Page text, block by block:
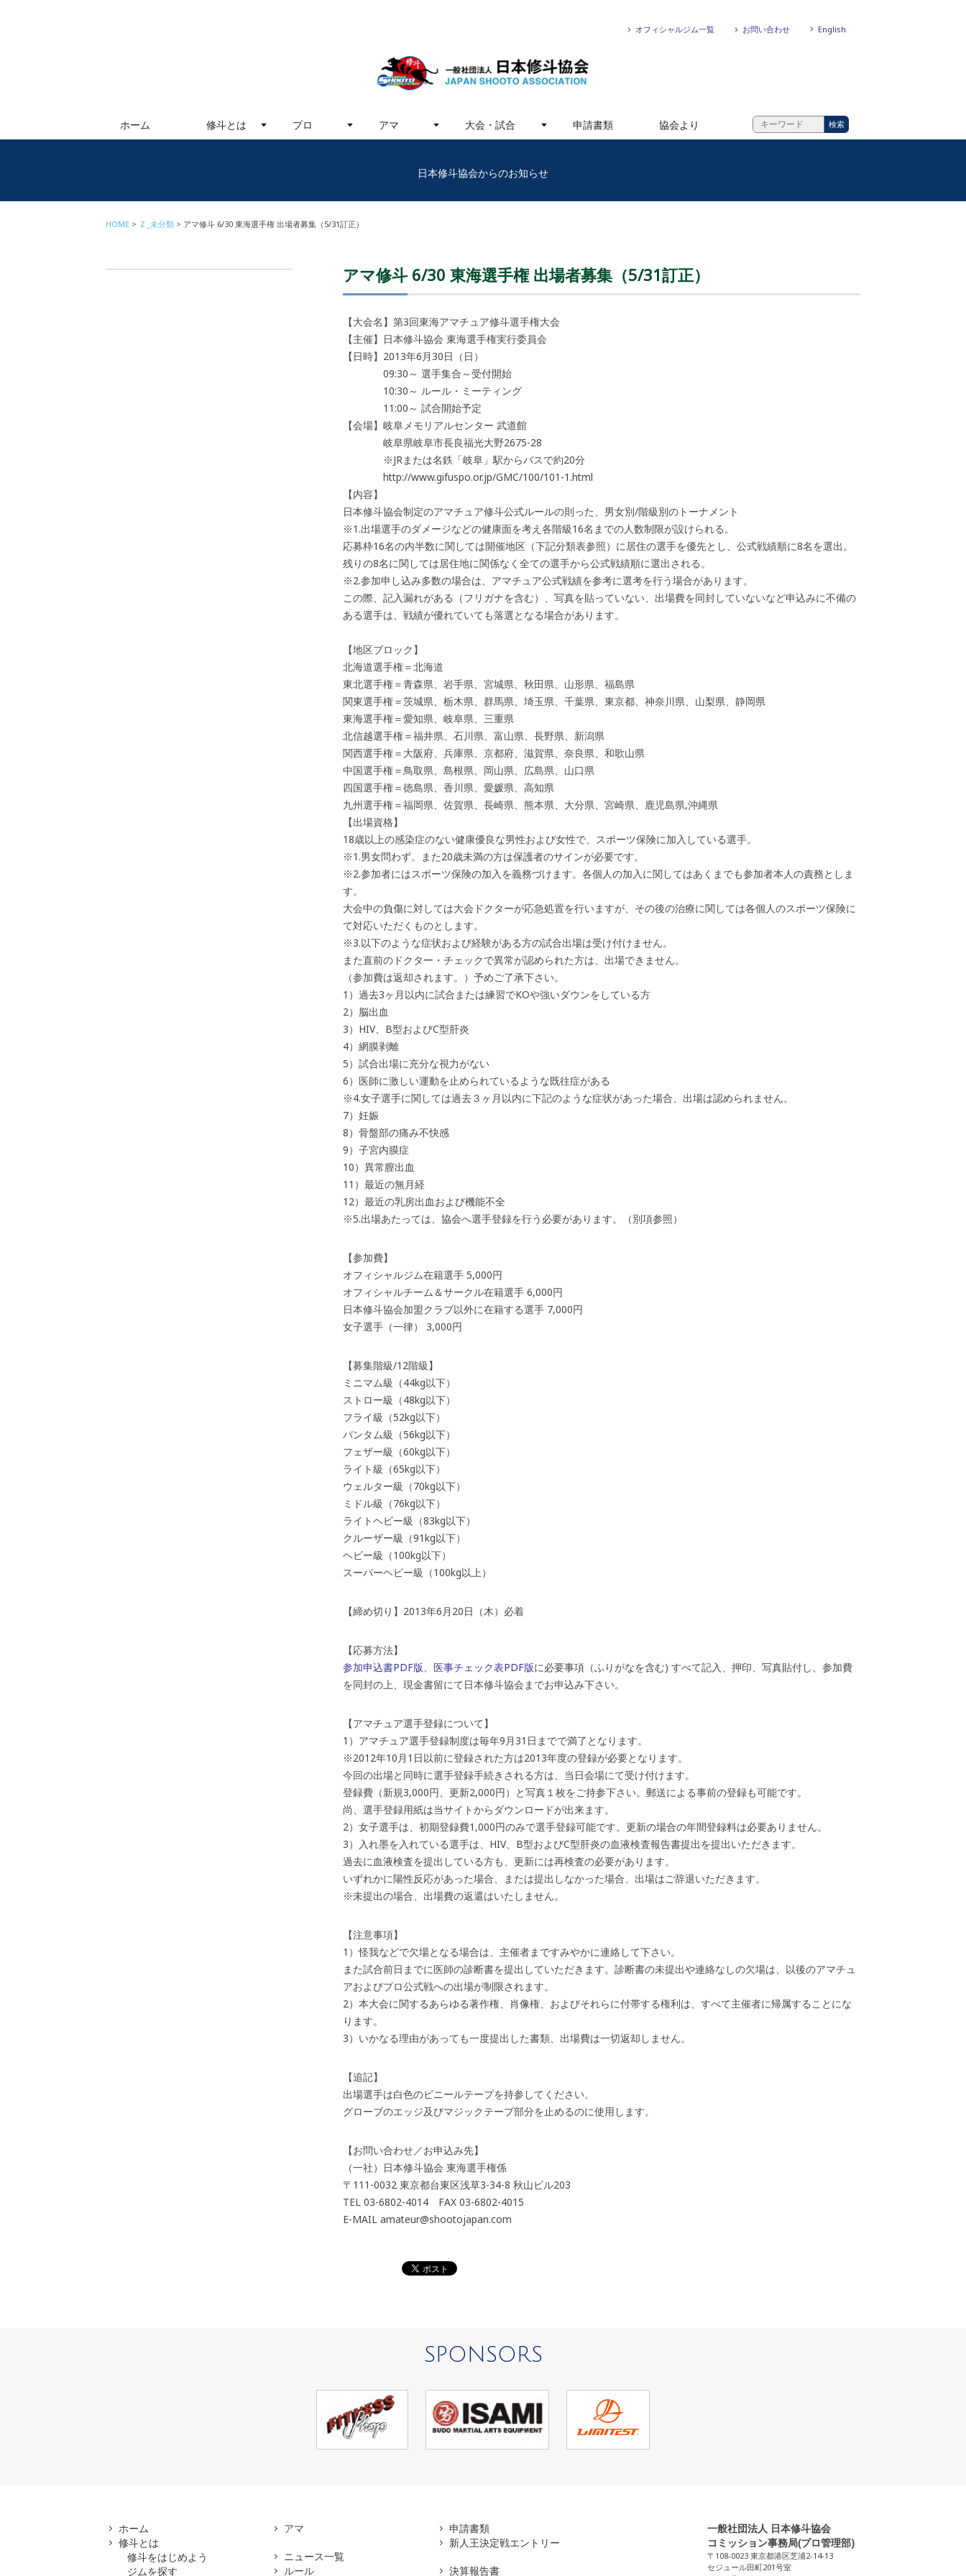
オフィシャルジム一覧 お問い合わせ English
ホーム 修斗とは プロ アマ 大会・試合 申請書類 協会より
日本修斗協会からのお知らせ
HOME Ｚ_未分類 アマ修斗 6/30 東海選手権 出場者募集（5/31訂正）
アマ修斗 6/30 東海選手権 出場者募集（5/31訂正）
【大会名】第3回東海アマチュア修斗選手権大会
【主催】日本修斗協会 東海選手権実行委員会
【日時】2013年6月30日（日）
09:30～ 選手集合～受付開始
10:30～ ルール・ミーティング
11:00～ 試合開始予定
【会場】岐阜メモリアルセンター 武道館
岐阜県岐阜市長良福光大野2675-28
※JRまたは名鉄「岐阜」駅からバスで約20分
http://www.gifuspo.or.jp/GMC/100/101-1.html
【内容】
日本修斗協会制定のアマチュア修斗公式ルールの則った、男女別/階級別のトーナメント
※1.出場選手のダメージなどの健康面を考え各階級16名までの人数制限が設けられる。
応募枠16名の内半数に関しては開催地区（下記分類表参照）に居住の選手を優先とし、公式戦績順に8名を選出。
残りの8名に関しては居住地に関係なく全ての選手から公式戦績順に選出される。
※2.参加申し込み多数の場合は、アマチュア公式戦績を参考に選考を行う場合があります。
この際、記入漏れがある（フリガナを含む）、写真を貼っていない、出場費を同封していないなど申込みに不備の
ある選手は、戦績が優れていても落選となる場合があります。
【地区ブロック】
北海道選手権＝北海道
東北選手権＝青森県、岩手県、宮城県、秋田県、山形県、福島県
関東選手権＝茨城県、栃木県、群馬県、埼玉県、千葉県、東京都、神奈川県、山梨県、静岡県
東海選手権＝愛知県、岐阜県、三重県
北信越選手権＝福井県、石川県、富山県、長野県、新潟県
関西選手権＝大阪府、兵庫県、京都府、滋賀県、奈良県、和歌山県
中国選手権＝鳥取県、島根県、岡山県、広島県、山口県
四国選手権＝徳島県、香川県、愛媛県、高知県
九州選手権＝福岡県、佐賀県、長崎県、熊本県、大分県、宮崎県、鹿児島県,沖縄県
【出場資格】
18歳以上の感染症のない健康優良な男性および女性で、スポーツ保険に加入している選手。
※1.男女問わず。また20歳未満の方は保護者のサインが必要です。
※2.参加者にはスポーツ保険の加入を義務づけます。各個人の加入に関してはあくまでも参加者本人の責務としま
す。
大会中の負傷に対しては大会ドクターが応急処置を行いますが、その後の治療に関しては各個人のスポーツ保険に
て対応いただくものとします。
※3.以下のような症状および経験がある方の試合出場は受け付けません。
また直前のドクター・チェックで異常が認められた方は、出場できません。
（参加費は返却されます。）予めご了承下さい。
1）過去3ヶ月以内に試合または練習でKOや強いダウンをしている方
2）脳出血
3）HIV、B型およびC型肝炎
4）網膜剥離
5）試合出場に充分な視力がない
6）医師に激しい運動を止められているような既往症がある
※4.女子選手に関しては過去３ヶ月以内に下記のような症状があった場合、出場は認められません。
7）妊娠
8）骨盤部の痛み不快感
9）子宮内膜症
10）異常膣出血
11）最近の無月経
12）最近の乳房出血および機能不全
※5.出場あたっては、協会へ選手登録を行う必要があります。（別項参照）
【参加費】
オフィシャルジム在籍選手 5,000円
オフィシャルチーム＆サークル在籍選手 6,000円
日本修斗協会加盟クラブ以外に在籍する選手 7,000円
女子選手（一律） 3,000円
【募集階級/12階級】
ミニマム級（44kg以下）
ストロー級（48kg以下）
フライ級（52kg以下）
バンタム級（56kg以下）
フェザー級（60kg以下）
ライト級（65kg以下）
ウェルター級（70kg以下）
ミドル級（76kg以下）
ライトヘビー級（83kg以下）
クルーザー級（91kg以下）
ヘビー級（100kg以下）
スーパーヘビー級（100kg以上）
【締め切り】2013年6月20日（木）必着
【応募方法】
参加申込書PDF版、 医事チェック表PDF版に必要事項（ふりがなを含む) すべて記入、押印、写真貼付し、参加費
を同封の上、現金書留にて日本修斗協会までお申込み下さい。
【アマチュア選手登録について】
1）アマチュア選手登録制度は毎年9月31日までで満了となります。
※2012年10月1日以前に登録された方は2013年度の登録が必要となります。
今回の出場と同時に選手登録手続きされる方は、当日会場にて受け付けます。
登録費（新規3,000円、更新2,000円）と写真１枚をご持参下さい。郵送による事前の登録も可能です。
尚、選手登録用紙は当サイトからダウンロードが出来ます。
2）女子選手は、初期登録費1,000円のみで選手登録可能です。更新の場合の年間登録料は必要ありません。
3）入れ墨を入れている選手は、HIV、B型およびC型肝炎の血液検査報告書提出を提出いただきます。
過去に血液検査を提出している方も、更新には再検査の必要があります。
いずれかに陽性反応があった場合、または提出しなかった場合、出場はご辞退いただきます。
※未提出の場合、出場費の返還はいたしません。
【注意事項】
1）怪我などで欠場となる場合は、主催者まですみやかに連絡して下さい。
また試合前日までに医師の診断書を提出していただきます。診断書の未提出や連絡なしの欠場は、以後のアマチュ
アおよびプロ公式戦への出場が制限されます。
2）本大会に関するあらゆる著作権、肖像権、およびそれらに付帯する権利は、すべて主催者に帰属することにな
ります。
3）いかなる理由があっても一度提出した書類、出場費は一切返却しません。
【追記】
出場選手は白色のビニールテープを持参してください。
グローブのエッジ及びマジックテープ部分を止めるのに使用します。
【お問い合わせ／お申込み先】
（一社）日本修斗協会 東海選手権係
〒111-0032 東京都台東区浅草3-34-8 秋山ビル203
TEL 03-6802-4014 FAX 03-6802-4015
E-MAIL amateur@shootojapan.com
SPONSORS
ホーム
修斗とは
修斗をはじめよう
ジムを探す
アマ
ニュース一覧
ルール
申請書類
新人王決定戦エントリー
決算報告書
一般社団法人 日本修斗協会
コミッション事務局(プロ管理部)
〒108-0023 東京都港区芝浦2-14-13
セジュール田町201号室